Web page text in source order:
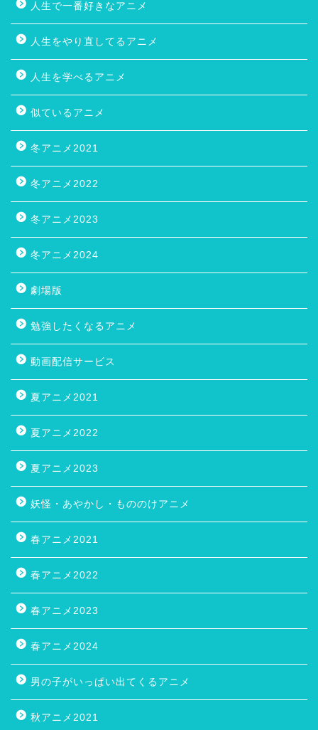
人生で一番好きなアニメ
人生をやり直してるアニメ
人生を学べるアニメ
似ているアニメ
冬アニメ2021
冬アニメ2022
冬アニメ2023
冬アニメ2024
劇場版
勉強したくなるアニメ
動画配信サービス
夏アニメ2021
夏アニメ2022
夏アニメ2023
妖怪・あやかし・もののけアニメ
春アニメ2021
春アニメ2022
春アニメ2023
春アニメ2024
男の子がいっぱい出てくるアニメ
秋アニメ2021